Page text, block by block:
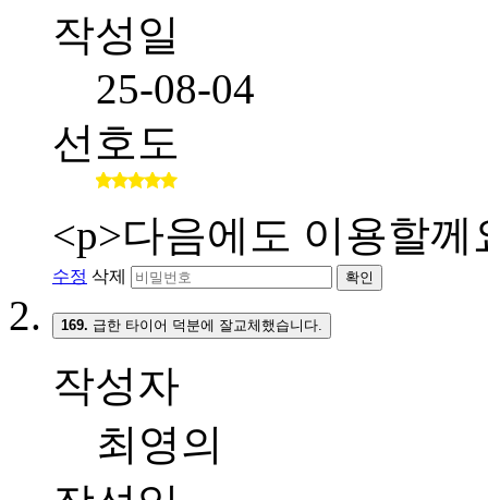
작성일
25-08-04
선호도
<p>다음에도 이용할께
수정 삭제 확인
169. 급한 타이어 덕분에 잘교체했습니다.
작성자
최영의